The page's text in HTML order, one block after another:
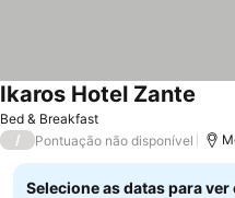
Bed & Breakfast
Ikaros Hotel Zante
/ Pontuação não disponível
Selecione as datas para